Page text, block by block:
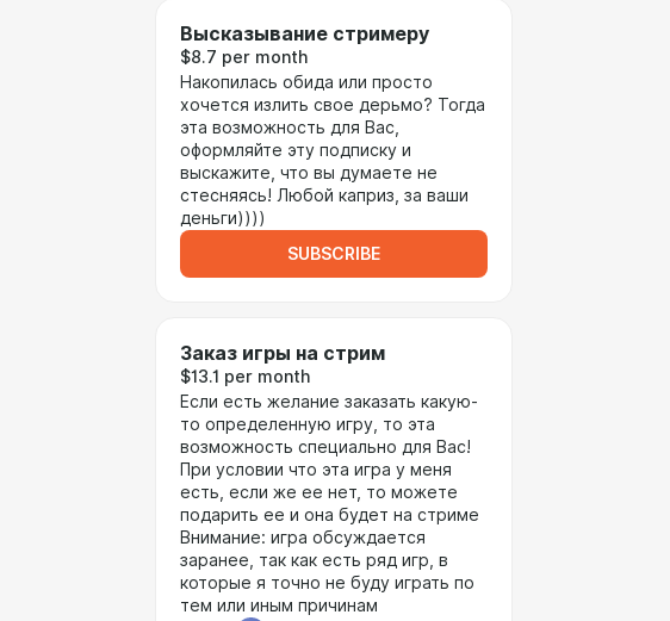
Высказывание стримеру
$8.7 per month
Накопилась обида или просто
хочется излить свое дерьмо? Тогда
эта возможность для Вас,
оформляйте эту подписку и
выскажите, что вы думаете не
стесняясь! Любой каприз, за ваши
деньги))))
SUBSCRIBE
Заказ игры на стрим
$13.1 per month
Если есть желание заказать какую-
то определенную игру, то эта
возможность специально для Вас!
При условии что эта игра у меня
есть, если же ее нет, то можете
подарить ее и она будет на стриме
Внимание: игра обсуждается
заранее, так как есть ряд игр, в
которые я точно не буду играть по
тем или иным причинам